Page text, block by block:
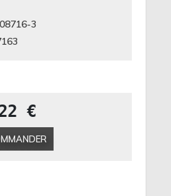
3
€